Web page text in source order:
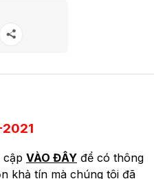
2021
cập VÀO ĐÂY để có thông
khả tín mà chúng tôi đã